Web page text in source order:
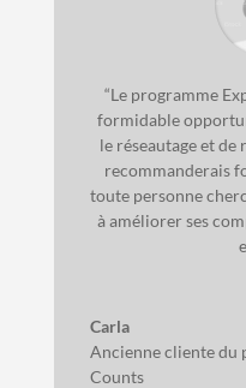
“Le programme
formidable
le réseautage et
recommanderais
toute personne
à améliorer ses
Carla
Ancienne cliente du
Counts